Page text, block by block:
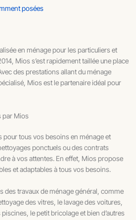
posées
en ménage pour les particuliers et
Mios s’est rapidement taillée une place
des prestations allant du ménage
Mios est le partenaire idéal pour
par Mios
tous vos besoins en ménage et
ponctuels ou des contrats
à vos attentes. En effet, Mios propose
et adaptables à tous vos besoins.
des travaux de ménage général, comme
des vitres, le lavage des voitures,
le petit bricolage et bien d’autres